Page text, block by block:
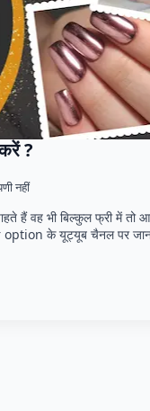
?
नहीं
हैं वह भी बिल्कुल फ्री में तो
के यूट्यूब चैनल पर